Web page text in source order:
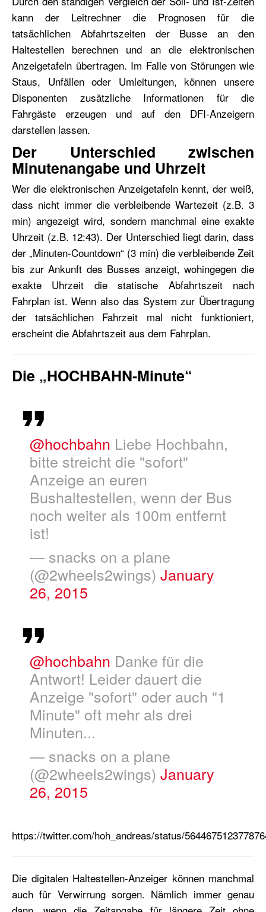
kann der Leitrechner die Prognosen für die
tatsächlichen Abfahrtszeiten der Busse an den
Haltestellen berechnen und an die elektronischen
Anzeigetafeln übertragen. Im Falle von Störungen wie
Staus, Unfällen oder Umleitungen, können unsere
Disponenten zusätzliche Informationen für die
Fahrgäste erzeugen und auf den DFI-Anzeigern
darstellen lassen.
Der Unterschied zwischen
Minutenangabe und Uhrzeit
Wer die elektronischen Anzeigetafeln kennt, der weiß,
dass nicht immer die verbleibende Wartezeit (z.B. 3
min) angezeigt wird, sondern manchmal eine exakte
Uhrzeit (z.B. 12:43). Der Unterschied liegt darin, dass
der „Minuten-Countdown“ (3 min) die verbleibende Zeit
bis zur Ankunft des Busses anzeigt, wohingegen die
exakte Uhrzeit die statische Abfahrtszeit nach
Fahrplan ist. Wenn also das System zur Übertragung
der tatsächlichen Fahrzeit mal nicht funktioniert,
erscheint die Abfahrtszeit aus dem Fahrplan.
Die „HOCHBAHN-Minute“
@hochbahn Liebe Hochbahn,
bitte streicht die "sofort"
Anzeige an euren
Bushaltestellen, wenn der Bus
noch weiter als 100m entfernt
ist!
— snacks on a plane
(@2wheels2wings) January
26, 2015
@hochbahn Danke für die
Antwort! Leider dauert die
Anzeige "sofort" oder auch "1
Minute" oft mehr als drei
Minuten...
— snacks on a plane
(@2wheels2wings) January
26, 2015
https://twitter.com/hoh_andreas/status/
Die digitalen Haltestellen-Anzeiger können manchmal
auch für Verwirrung sorgen. Nämlich immer genau